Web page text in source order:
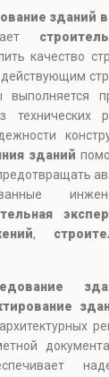
зданий
качество
действующим
выполняется
зданий
,